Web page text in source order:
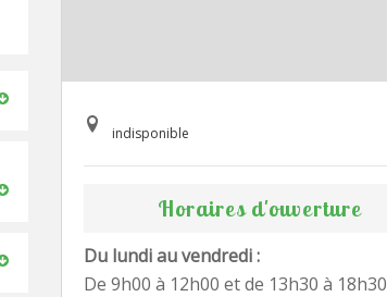
indisponible
Horaires d'ouverture
Du lundi au vendredi :
De 9h00 à 12h00 et de 13h30 à 18h30